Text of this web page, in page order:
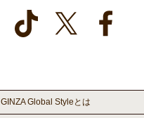
GINZA Global Styleとは